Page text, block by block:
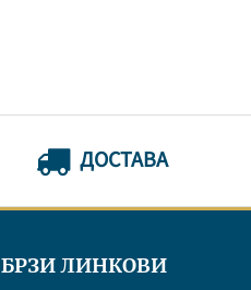
ДОСТАВА
БРЗИ ЛИНКОВИ